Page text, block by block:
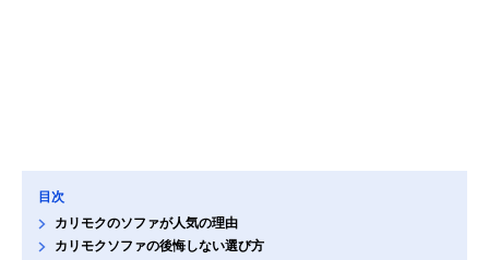
目次
カリモクのソファが人気の理由
カリモクソファの後悔しない選び方